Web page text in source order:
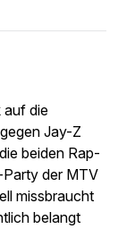
auf die
Jay-Z
beiden Rap-
der MTV
missbraucht
belangt